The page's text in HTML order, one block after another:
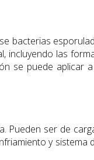
bacterias
las
se puede aplicar
ser de
y